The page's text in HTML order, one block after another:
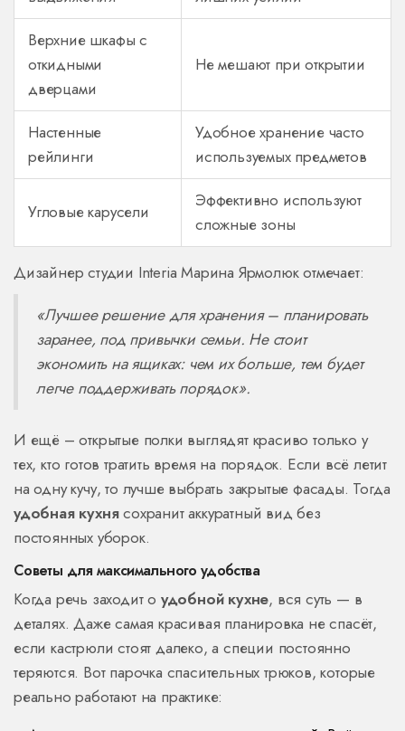
Верхние шкафы с
откидными
дверцами
Не мешают при открытии
Настенные
рейлинги
Удобное хранение часто
используемых предметов
Угловые карусели
Эффективно используют
сложные зоны
Дизайнер студии Interia Марина Ярмолюк отмечает:
«Лучшее решение для хранения – планировать
заранее, под привычки семьи. Не стоит
экономить на ящиках: чем их больше, тем будет
легче поддерживать порядок».
И ещё – открытые полки выглядят красиво только у
тех, кто готов тратить время на порядок. Если всё летит
на одну кучу, то лучше выбрать закрытые фасады. Тогда
удобная кухнясохранит аккуратный вид без
постоянных уборок.
Советы для максимального удобства
Когда речь заходит о удобной кухне, вся суть — в
деталях. Даже самая красивая планировка не спасёт,
если кастрюли стоят далеко, а специи постоянно
теряются. Вот парочка спасительных трюков, которые
реально работают на практике: